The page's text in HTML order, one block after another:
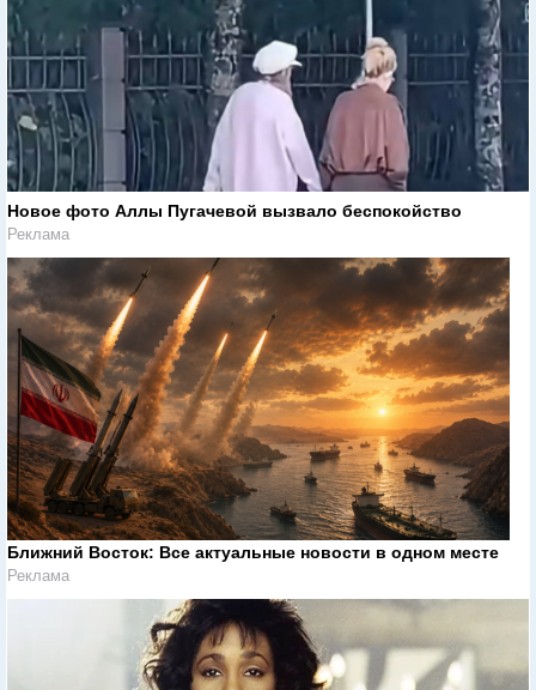
Новое фото Аллы Пугачевой вызвало беспокойство
Реклама
Ближний Восток: Все актуальные новости в одном месте
Реклама